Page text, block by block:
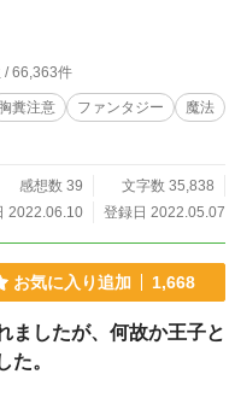
念な作者ですのでご了承くださ
/ 66,363件
胸糞注意 ファンタジー
魔法
感想数 39
文字数 35,838
2022.06.10
登録日 2022.05.07
お気に入り追加 1,668
ましたが、何故か王子と
た。